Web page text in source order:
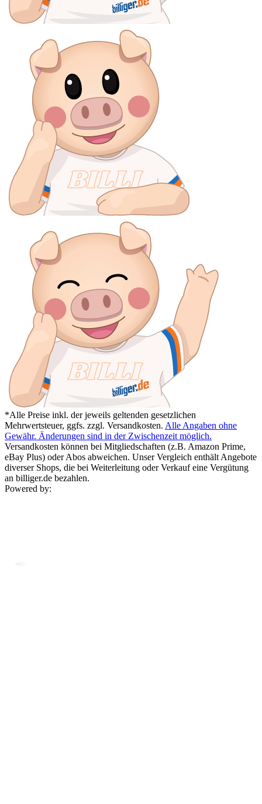
*Alle Preise inkl. der jeweils geltenden gesetzlichen
Mehrwertsteuer, ggfs. zzgl. Versandkosten. Alle Angaben ohne
Gewähr. Änderungen sind in der Zwischenzeit möglich.
Versandkosten können bei Mitgliedschaften (z.B. Amazon Prime,
eBay Plus) oder Abos abweichen. Unser Vergleich enthält Angebote
diverser Shops, die bei Weiterleitung oder Verkauf eine Vergütung
an billiger.de bezahlen.
Powered by: